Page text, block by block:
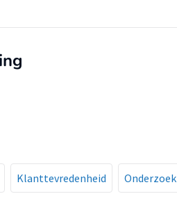
Klanttevredenheid Onderzoek